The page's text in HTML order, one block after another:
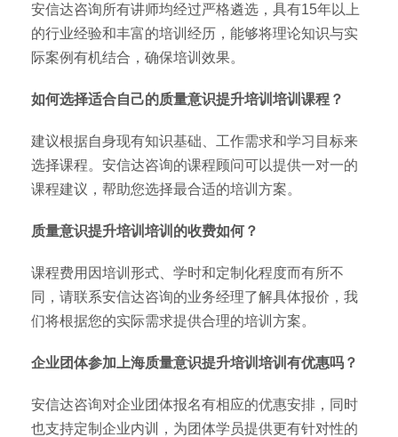
安信达咨询所有讲师均经过严格遴选，具有15年以上
的行业经验和丰富的培训经历，能够将理论知识与实
际案例有机结合，确保培训效果。
如何选择适合自己的质量意识提升培训培训课程？
建议根据自身现有知识基础、工作需求和学习目标来
选择课程。安信达咨询的课程顾问可以提供一对一的
课程建议，帮助您选择最合适的培训方案。
质量意识提升培训培训的收费如何？
课程费用因培训形式、学时和定制化程度而有所不
同，请联系安信达咨询的业务经理了解具体报价，我
们将根据您的实际需求提供合理的培训方案。
企业团体参加上海质量意识提升培训培训有优惠吗？
安信达咨询对企业团体报名有相应的优惠安排，同时
也支持定制企业内训，为团体学员提供更有针对性的